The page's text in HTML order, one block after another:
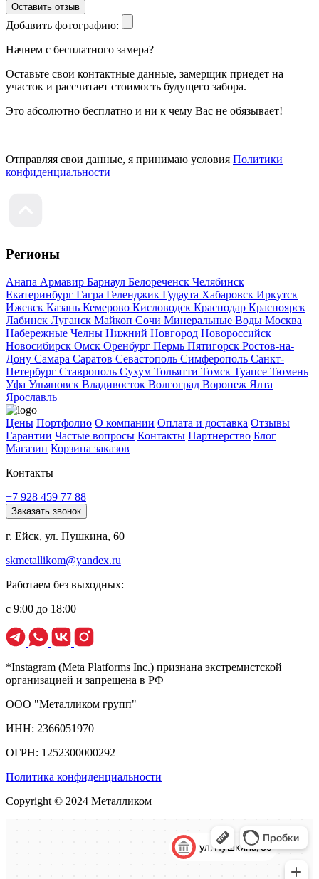
Оставить отзыв
Добавить фотографию:
Начнем с бесплатного замера?
Оставьте свои контактные данные, замерщик приедет на
участок и рассчитает стоимость будущего забора.
Это абсолютно бесплатно и ни к чему Вас не обязывает!
Отправляя свои данные, я принимаю условия Политики
конфиденциальности
Регионы
Анапа Армавир Барнаул Белореченск Челябинск
Екатеринбург Гагра Геленджик Гудаута Хабаровск Иркутск
Ижевск Казань Кемерово Кисловодск Краснодар Красноярск
Лабинск Луганск Майкоп Сочи Минеральные Воды Москва
Набережные Челны Нижний Новгород Новороссийск
Новосибирск Омск Оренбург Пермь Пятигорск Ростов-на-
Дону Самара Саратов Севастополь Симферополь Санкт-
Петербург Ставрополь Сухум Тольятти Томск Туапсе Тюмень
Уфа Ульяновск Владивосток Волгоград Воронеж Ялта
Ярославль
Цены Портфолио О компании Оплата и доставка Отзывы
Гарантии Частые вопросы Контакты Партнерство Блог
Магазин Корзина заказов
Контакты
+7 928 459 77 88
Заказать звонок
г. Ейск, ул. Пушкина, 60
skmetallikom@yandex.ru
Работаем без выходных:
с 9:00 до 18:00
*Instagram (Meta Platforms Inc.) признана экстремистской
организацией и запрещена в РФ
ООО "Металликом групп"
ИНН: 2366051970
ОГРН: 1252300000292
Политика конфиденциальности
Copyright © 2024 Металликом